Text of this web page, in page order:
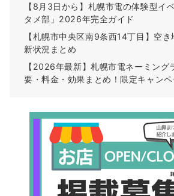
【8月3日から】札幌市電の体験型イ
タメ部」2026年完全ガイド
【札幌市中央区南9条西14丁目】空
新状況まとめ
【2026年最新】札幌市電ネーミング
要・料金・効果まとめ！限定キャン